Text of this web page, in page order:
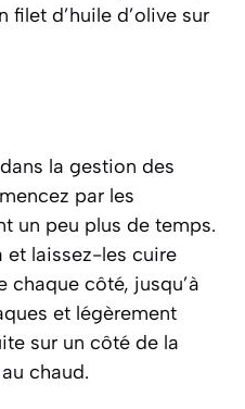
filet d’huile d’olive sur
la gestion des
par les
un peu plus de temps.
et laissez-les cuire
chaque côté, jusqu’à
et légèrement
sur un côté de la
chaud.